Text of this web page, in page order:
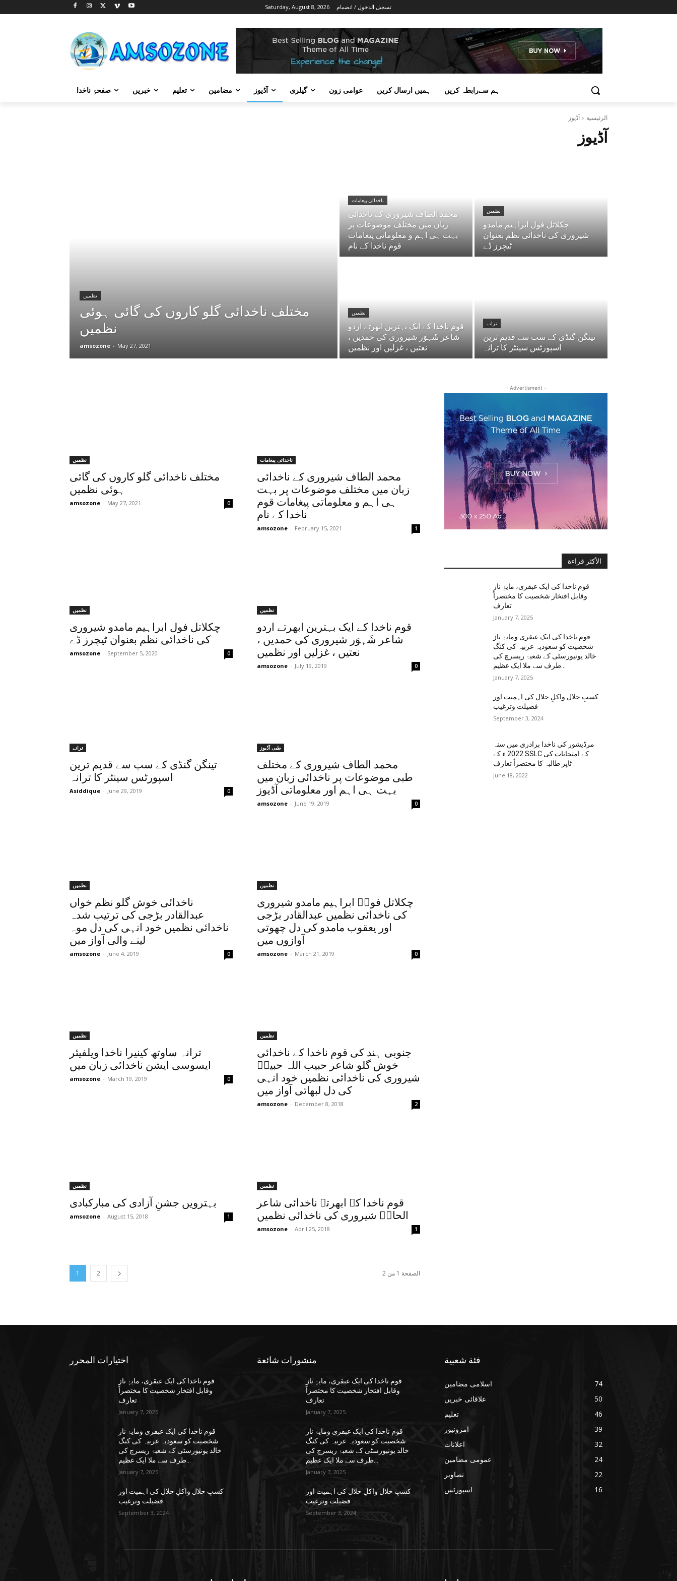
Saturday, August 8, 2026 تسجيل الدخول / انضمام
صفحۂِ ناخدا خبریں تعلیم مضامین آڈیوز گیلری عوامی زون ہمیں ارسال کریں ہم سےرابطہ کریں
الرئيسية آڈیوز
آڈیوز
نظمیں
مختلف ناخدائی گلو کاروں کی گائی ہوئی
نظمیں
amsozone - May 27, 2021
ناخدائی پیغامات
محمد الطاف شیروری کے ناخدائی
زبان میں مختلف موضوعات پر
بہت ہی اہم و معلوماتی پیغامات
قوم ناخدا کے نام
نظمیں
چکلاتل فول ابراہیم مامدو
شیروری کی ناخدائی نظم بعنوان
ٹیچرز ڈے
نظمیں
قوم ناخدا کے ایک بہترین ابھرتے اردو
شاعر شَہوَر شیروری کی حمدیں ،
نعتیں ، غزلیں اور نظمیں
ترانے
تینگن گنڈی کے سب سے قدیم ترین
اسپورٹس سینٹر کا ترانہ
نظمیں
مختلف ناخدائی گلو کاروں کی گائی
ہوئی نظمیں
amsozone - May 27, 2021 0
ناخدائی پیغامات
محمد الطاف شیروری کے ناخدائی
زبان میں مختلف موضوعات پر بہت
ہی اہم و معلوماتی پیغامات قوم
ناخدا کے نام
amsozone - February 15, 2021 1
نظمیں
چکلاتل فول ابراہیم مامدو شیروری
کی ناخدائی نظم بعنوان ٹیچرز ڈے
amsozone - September 5, 2020 0
نظمیں
قوم ناخدا کے ایک بہترین ابھرتے اردو
شاعر شَہوَر شیروری کی حمدیں ،
نعتیں ، غزلیں اور نظمیں
amsozone - July 19, 2019 0
ترانے
تینگن گنڈی کے سب سے قدیم ترین
اسپورٹس سینٹر کا ترانہ
Asiddique - June 29, 2019 0
طبی آڈیوز
محمد الطاف شیروری کے مختلف
طبی موضوعات پر ناخدائی زبان میں
بہت ہی اہم اور معلوماتی آڈیوز
amsozone - June 19, 2019 0
نظمیں
ناخدائی خوش گلو نظم خواں
عبدالقادر بڑجی کی ترتیب شدہ
ناخدائی نظمیں خود انہی کی دل موہ
لینے والی آواز میں
amsozone - June 4, 2019 0
نظمیں
چکلاتل فولؔ ابراہیم مامدو شیروری
کی ناخدائی نظمیں عبدالقادر بڑجی
اور یعقوب مامدو کی دل چھوتی
آوازوں میں
amsozone - March 21, 2019 0
نظمیں
ترانہ ساوتھ کینیرا ناخدا ویلفیئر
ایسوسی ایشن ناخدائی زبان میں
amsozone - March 19, 2019 0
نظمیں
جنوبی ہند کی قوم ناخدا کے ناخدائی
خوش گلو شاعر حبیب اللہ حبیبؔ
شیروری کی ناخدائی نظمیں خود انہی
کی دل لبھاتی آواز میں
amsozone - December 8, 2018 2
نظمیں
بہترویں جشنِ آزادی کی مبارکبادی
amsozone - August 15, 2018 1
نظمیں
قوم ناخدا کے ابھرتے ناخدائی شاعر
الحاحؔ شیروری کی ناخدائی نظمیں
amsozone - April 25, 2018 1
1 2 الصفحة 1 من 2
- Advertisment -
الأكثر قراءة
قوم ناخدا کی ایک عبقری، مایۂِ ناز
وقابل افتخار شخصیت کا مختصراً
تعارف
January 7, 2025
قوم ناخدا کی ایک عبقری ومایۂ ناز
شخصیت کو سعودیہ عربیہ کی کنگ
خالد یونیورسٹی کے شعبۂ ریسرچ کی
January 7, 2025
کسبِ حلال واکلِ حلال کی اہمیت اور
فضیلت وترغیب
September 3, 2024
مرڈیشور کی ناخدا برادری میں سنہ
2022 ء کے SSLC کے امتحانات کی
ٹاپر طالبہ کا مختصراً تعارف
June 18, 2022
اختيارات المحرر
قوم ناخدا کی ایک عبقری، مایۂِ ناز
وقابل افتخار شخصیت کا مختصراً
تعارف
January 7, 2025
قوم ناخدا کی ایک عبقری ومایۂ ناز
شخصیت کو سعودیہ عربیہ کی کنگ
خالد یونیورسٹی کے شعبۂ ریسرچ کی
January 7, 2025
کسبِ حلال واکلِ حلال کی اہمیت اور
فضیلت وترغیب
September 3, 2024
منشورات شائعة
قوم ناخدا کی ایک عبقری، مایۂِ ناز
وقابل افتخار شخصیت کا مختصراً
تعارف
January 7, 2025
قوم ناخدا کی ایک عبقری ومایۂ ناز
شخصیت کو سعودیہ عربیہ کی کنگ
خالد یونیورسٹی کے شعبۂ ریسرچ کی
January 7, 2025
کسبِ حلال واکلِ حلال کی اہمیت اور
فضیلت وترغیب
September 3, 2024
فئة شعبية
اسلامی مضامین
74
علاقائی خبریں
50
تعلیم
46
امژونیوز
39
اعلانات
32
عمومی مضامین
24
تصاویر
22
اسپورٹس
16